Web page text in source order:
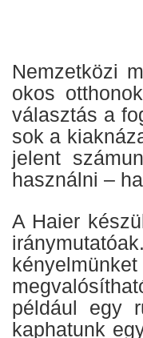
Nemzetközi
okos
választás a
sok a
jelent
használni –
A Haier
például egy
kaphatunk